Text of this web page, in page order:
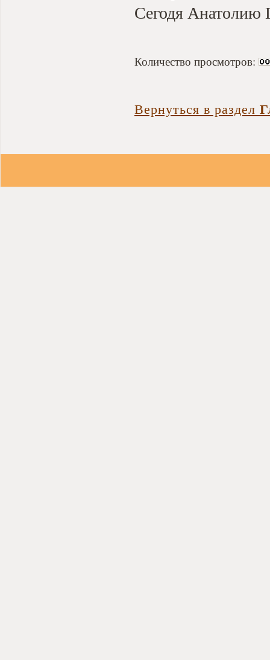
Сегодя Анатолию
Количество просмотров:
Вернуться в раздел